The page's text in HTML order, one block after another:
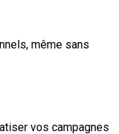
même sans
vos campagnes